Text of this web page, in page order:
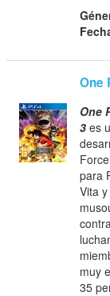
One
One
3 es
para
Vita
muy
35